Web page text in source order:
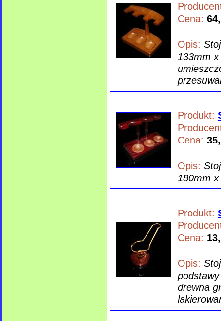
Cena:
Opis:
133mm
Produkt:
Cena:
Opis:
180mm
Produkt:
Cena:
Opis:
drewna